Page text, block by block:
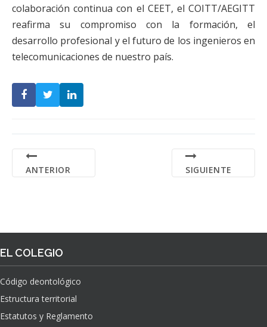
colaboración continua con el CEET, el COITT/AEGITT
reafirma su compromiso con la formación, el
desarrollo profesional y el futuro de los ingenieros en
telecomunicaciones de nuestro país.
ANTERIOR SIGUIENTE
EL COLEGIO
Código deontológico
Estructura territorial
Estatutos y Reglamento